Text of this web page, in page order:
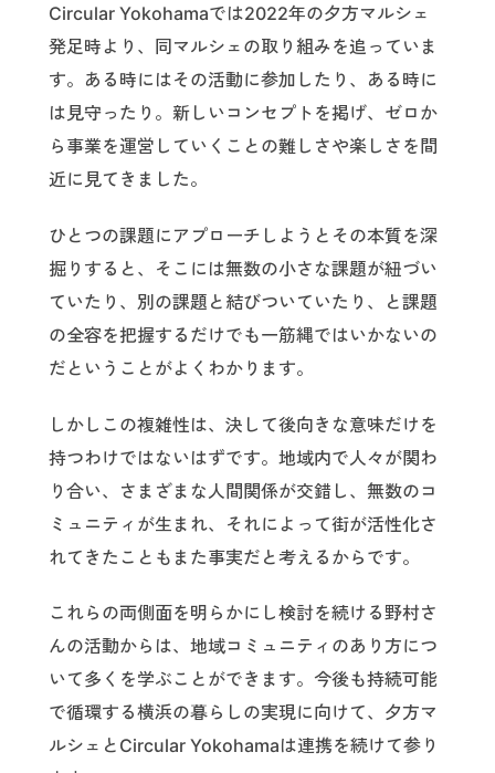
Circular Yokohamaでは2022年の夕方マルシェ
発足時より、同マルシェの取り組みを追っていま
す。ある時にはその活動に参加したり、ある時に
は見守ったり。新しいコンセプトを掲げ、ゼロか
ら事業を運営していくことの難しさや楽しさを間
近に見てきました。
ひとつの課題にアプローチしようとその本質を深
掘りすると、そこには無数の小さな課題が紐づい
ていたり、別の課題と結びついていたり、と課題
の全容を把握するだけでも一筋縄ではいかないの
だということがよくわかります。
しかしこの複雑性は、決して後向きな意味だけを
持つわけではないはずです。地域内で人々が関わ
り合い、さまざまな人間関係が交錯し、無数のコ
ミュニティが生まれ、それによって街が活性化さ
れてきたこともまた事実だと考えるからです。
これらの両側面を明らかにし検討を続ける野村さ
んの活動からは、地域コミュニティのあり方につ
いて多くを学ぶことができます。今後も持続可能
で循環する横浜の暮らしの実現に向けて、夕方マ
ルシェとCircular Yokohamaは連携を続けて参り